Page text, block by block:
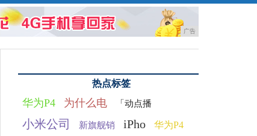
广告
热点标签
华为P4 为什么电 「动点播
小米公司 新旗舰销 iPho 华为P4